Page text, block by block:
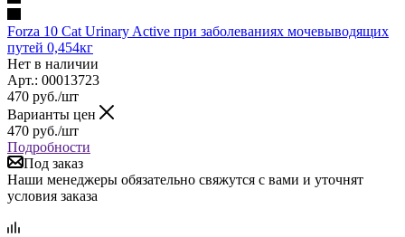
Forza 10 Cat Urinary Active при заболеваниях мочевыводящих
путей 0,454кг
Нет в наличии
Арт.: 00013723
470 руб./шт
Варианты цен
470 руб./шт
Подробности
Под заказ
Наши менеджеры обязательно свяжутся с вами и уточнят
условия заказа